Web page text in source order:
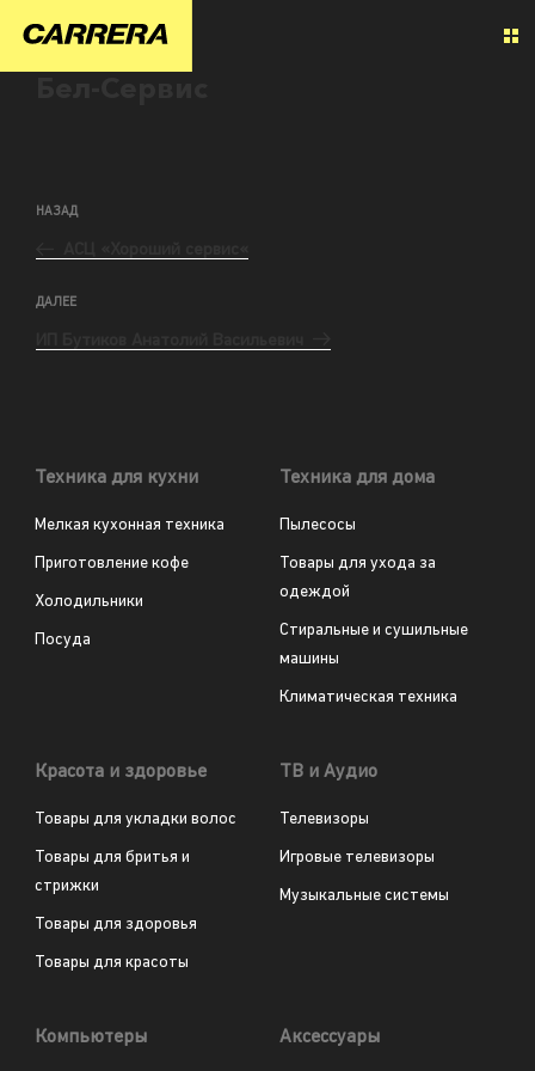
НАЗАД
ДАЛЕЕ
Техника для кухни
Мелкая кухонная техника
Приготовление кофе
Холодильники
Посуда
Техника для дома
Пылесосы
Товары для ухода за
одеждой
Стиральные и сушильные
машины
Климатическая техника
Красота и здоровье
Товары для укладки волос
Товары для бритья и
стрижки
Товары для здоровья
Товары для красоты
ТВ и Аудио
Телевизоры
Игровые телевизоры
Музыкальные системы
Компьютеры Аксессуары